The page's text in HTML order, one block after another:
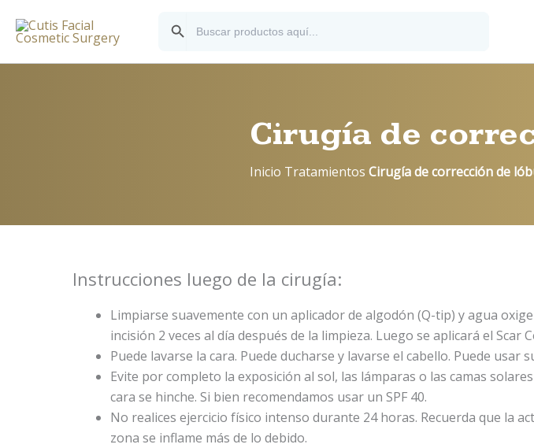
Cirugía de
Inicio Tratamientos Cirugía de corrección de
Instrucciones luego de la cirugía:
Limpiarse suavemente con un aplicador de algodón (Q-tip) y agua
incisión 2 veces al día después de la limpieza. Luego se aplicará el
Puede lavarse la cara. Puede ducharse y lavarse el cabello. Puede usar
Evite por completo la exposición al sol, las lámparas o las camas
cara se hinche. Si bien recomendamos usar un SPF 40.
No realices ejercicio físico intenso durante 24 horas. Recuerda que la
zona se inflame más de lo debido.